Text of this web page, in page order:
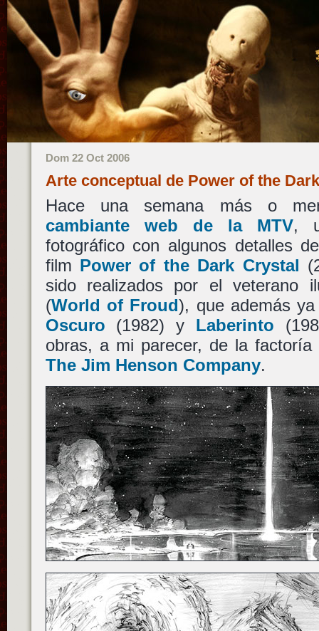
Dom 22 Oct 2006
Arte conceptual de Power of the
Hace una semana más o
cambiante web de la MTV,
fotográfico con algunos detalles
film Power of the Dark Crystal
sido realizados por el veterano
(World of Froud), que además
Oscuro (1982) y Laberinto
obras, a mi parecer, de la
The Jim Henson Company.